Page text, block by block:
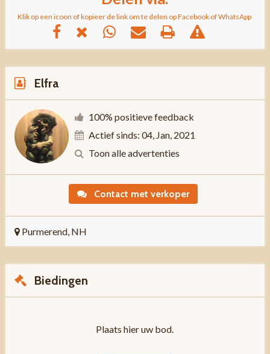
Klik op een icoon of kopieer de link om te delen op Facebook of WhatsApp
Elfra
100% positieve feedback
Actief sinds: 04, Jan, 2021
Toon alle advertenties
Contact met verkoper
Purmerend, NH
Biedingen
Plaats hier uw bod.